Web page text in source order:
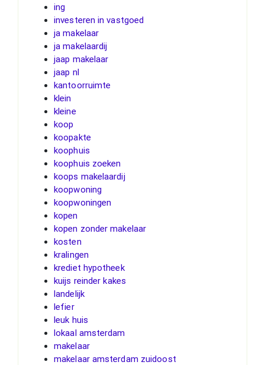
ing
investeren in vastgoed
ja makelaar
ja makelaardij
jaap makelaar
jaap nl
kantoorruimte
klein
kleine
koop
koopakte
koophuis
koophuis zoeken
koops makelaardij
koopwoning
koopwoningen
kopen
kopen zonder makelaar
kosten
kralingen
krediet hypotheek
kuijs reinder kakes
landelijk
lefier
leuk huis
lokaal amsterdam
makelaar
makelaar amsterdam zuidoost